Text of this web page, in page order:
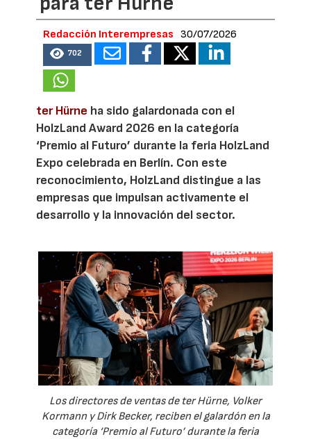
Redacción Interempresas 30/07/2026
702
ter Hürne ha sido galardonada con el
HolzLand Award 2026 en la categoría
‘Premio al Futuro’ durante la feria HolzLand
Expo celebrada en Berlín. Con este
reconocimiento, HolzLand distingue a las
empresas que impulsan activamente el
desarrollo y la innovación del sector.
Los directores de ventas de ter Hürne, Volker
Kormann y Dirk Becker, reciben el galardón en la
categoría ‘Premio al Futuro’ durante la feria